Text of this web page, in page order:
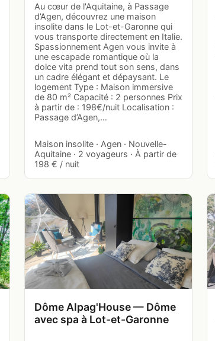
Au cœur de l'Aquitaine, à Passage
d’Agen, découvrez une maison
insolite dans le Lot-et-Garonne qui
vous transporte directement en Italie.
Spassionnement Agen vous invite à
une escapade romantique où la
dolce vita prend tout son sens, dans
un cadre élégant et dépaysant. Le
logement Type : Maison immersive
de 80 m² Capacité : 2 personnes Prix
à partir de : 198€/nuit Localisation :
Passage d’Agen,…
Maison insolite · Agen · Nouvelle-
Aquitaine · 2 voyageurs · À partir de
198 € / nuit
Dôme Alpag'House — Dôme
avec spa à Lot-et-Garonne